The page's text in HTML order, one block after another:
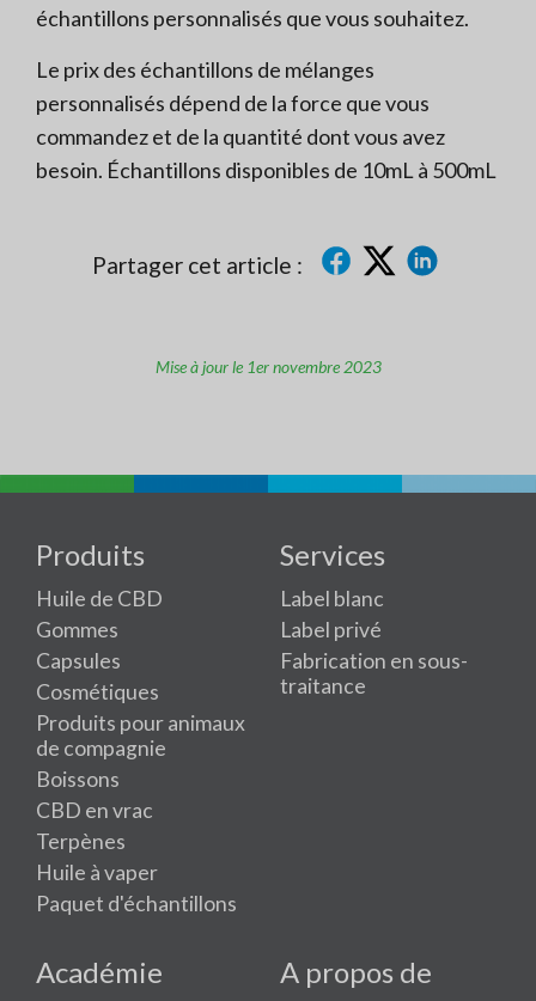
échantillons personnalisés que vous souhaitez.
Le prix des échantillons de mélanges
personnalisés dépend de la force que vous
commandez et de la quantité dont vous avez
besoin. Échantillons disponibles de 10mL à 500mL
Partager cet article :
Mise à jour le 1er novembre 2023
Produits
Huile de CBD
Gommes
Capsules
Cosmétiques
Produits pour animaux
de compagnie
Boissons
CBD en vrac
Terpènes
Huile à vaper
Paquet d'échantillons
Services
Label blanc
Label privé
Fabrication en sous-
traitance
Académie A propos de